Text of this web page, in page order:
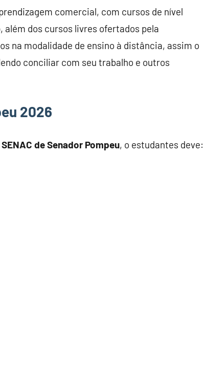
comercial, com cursos de nível
dos cursos livres ofertados pela
na modalidade de ensino à distância, assim o
conciliar com seu trabalho e outros
2026
SENAC de Senador Pompeu, o estudantes deve: